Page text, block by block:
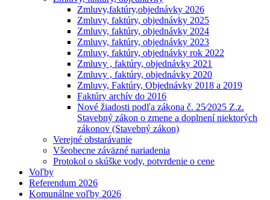
Zmluvy,faktúry,objednávky 2026
Zmluvy, faktúry, objednávky 2025
Zmluvy, faktúry, objednávky 2024
Zmluvy, faktúry, objednávky 2023
Zmluvy, faktúry, objednávky rok 2022
Zmluvy , faktúry, objednávky 2021
Zmluvy , faktúry, objednávky 2020
Zmluvy, Faktúry, Objednávky 2018 a 2019
Faktúry archív do 2016
Nové žiadosti podľa zákona č. 25⁄2025 Z.z.
Stavebný zákon o zmene a doplnení niektorých
zákonov (Stavebný zákon)
Verejné obstarávanie
Všeobecne záväzné nariadenia
Protokol o skúške vody, potvrdenie o cene
Voľby
Referendum 2026
Komunálne voľby 2026